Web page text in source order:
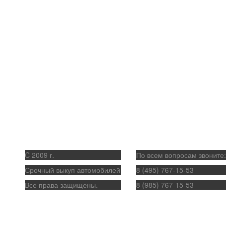
C 2009 г.
Срочный выкуп автомобилей
Все права защищены.
По всем вопросам звоните:
8 (495) 767-15-53
8 (985) 767-15-53